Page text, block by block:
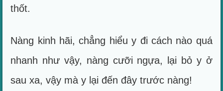
thốt.
Nàng kinh hãi, chẳng hiểu y đi cách nào quá
nhanh như vậy, nàng cưỡi ngựa, lại bỏ y ở
sau xa, vậy mà y lại đến đây trước nàng!